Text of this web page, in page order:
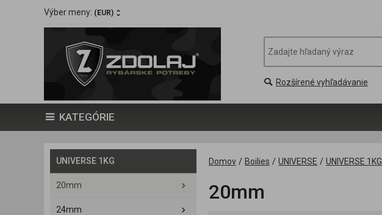
Výber meny: (EUR)
Rozšírené vyhľadávanie
KATEGÓRIE
UNIVERSE 1KG
20mm
24mm
Domov / Boilies / UNIVERSE / UNIVERSE 1KG
20mm